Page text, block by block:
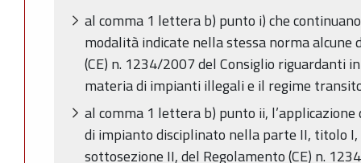
al comma 1 lettera b) punto i) che
modalità indicate nella stessa norma
(CE) n. 1234/2007 del Consiglio riguardanti
materia di impianti illegali e il regime
al comma 1 lettera b) punto ii,
di impianto disciplinato nella parte II, titolo I,
sottosezione II, del Regolamento (CE) n.